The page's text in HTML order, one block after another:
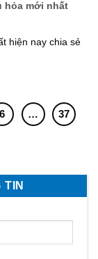
hỏa mới nhất
hiện nay chia sẻ
6 … 37